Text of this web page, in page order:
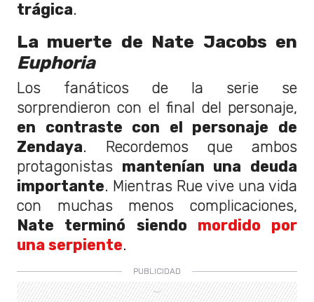
trágica.
La muerte de Nate Jacobs en
Euphoria
Los fanáticos de la serie se
sorprendieron con el final del personaje,
en contraste con el personaje de
Zendaya. Recordemos que ambos
protagonistas mantenían una deuda
importante. Mientras Rue vive una vida
con muchas menos complicaciones,
Nate terminó siendo mordido por
una serpiente.